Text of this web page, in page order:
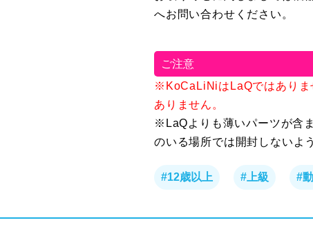
へお問い合わせください。
ご注意
※KoCaLiNiはLaQではありま
ありません。
※LaQよりも薄いパーツが含
のいる場所では開封しないよ
#12歳以上 #上級 #